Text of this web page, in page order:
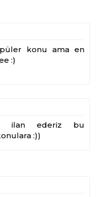
konu ama en
:)
ilan ederiz bu
:))